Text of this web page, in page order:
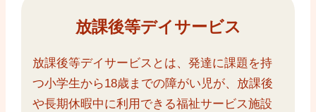
放課後等デイサービス
放課後等デイサービスとは、発達に課題を持
つ小学生から18歳までの障がい児が、放課後
や長期休暇中に利用できる福祉サービス施設